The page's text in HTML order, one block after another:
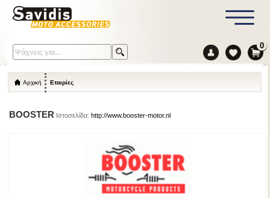
0
Αρχική Εταιρίες
BOOSTER Ιστοσελίδα:http://www.booster-motor.nl